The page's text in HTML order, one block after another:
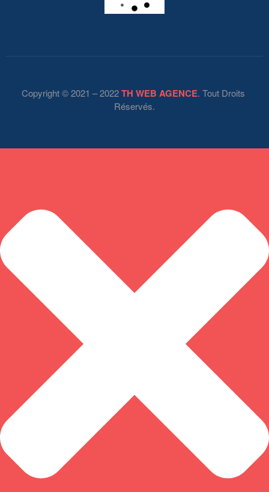
Copyright © 2021 – 2022TH WEB AGENCE. Tout Droits
Réservés.